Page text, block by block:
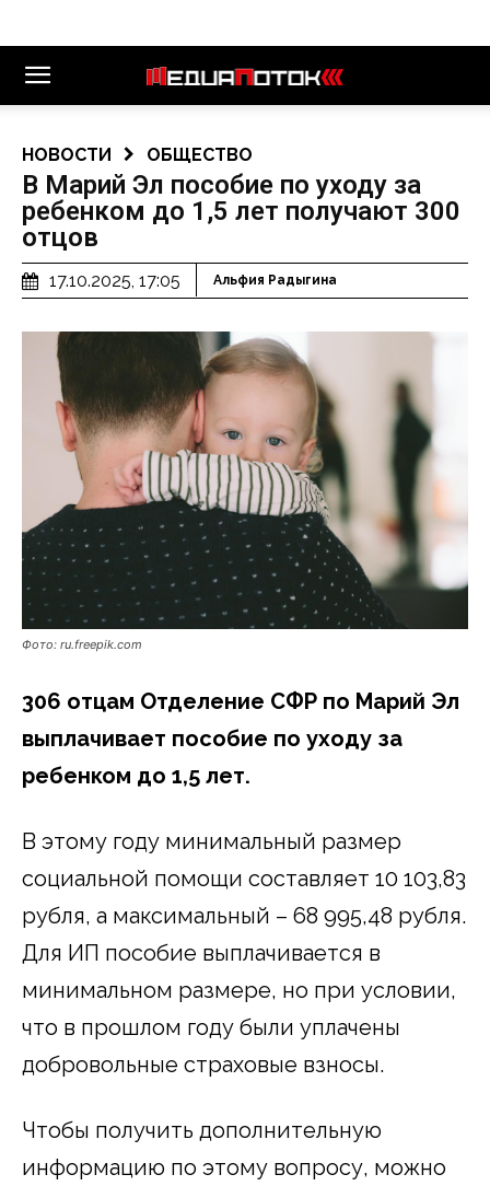
НОВОСТИ ОБЩЕСТВО
В Марий Эл пособие по уходу за
ребенком до 1,5 лет получают 300
отцов
17.10.2025, 17:05 Альфия Радыгина
Фото: ru.freepik.com
306 отцам Отделение СФР по Марий Эл
выплачивает пособие по уходу за
ребенком до 1,5 лет.
В этому году минимальный размер
социальной помощи составляет 10 103,83
рубля, а максимальный – 68 995,48 рубля.
Для ИП пособие выплачивается в
минимальном размере, но при условии,
что в прошлом году были уплачены
добровольные страховые взносы.
Чтобы получить дополнительную
информацию по этому вопросу, можно